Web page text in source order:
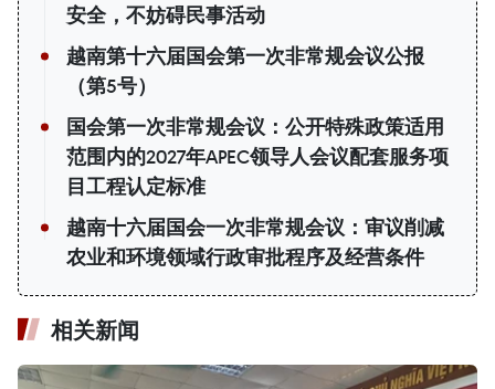
安全，不妨碍民事活动
越南第十六届国会第一次非常规会议公报
（第5号）
国会第一次非常规会议：公开特殊政策适用
范围内的2027年APEC领导人会议配套服务项
目工程认定标准
越南十六届国会一次非常规会议：审议削减
农业和环境领域行政审批程序及经营条件
相关新闻